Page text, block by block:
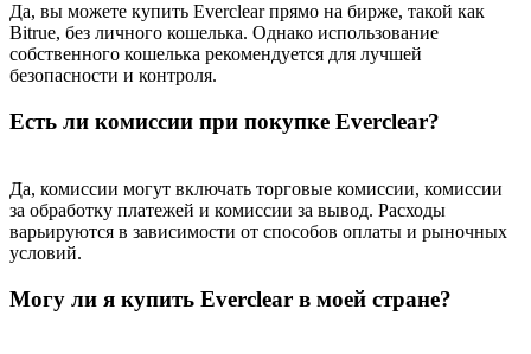
BTC Flexible Staking | Daily Rewards
Больше событий
Выигрывайте призы и эксклюзивные награды
Да, вы можете купить Everclear прямо на бирже, такой как
Bitrue, без личного кошелька. Однако использование
собственного кошелька рекомендуется для лучшей
безопасности и контроля.
Есть ли комиссии при покупке Everclear?
Да, комиссии могут включать торговые комиссии, комиссии
за обработку платежей и комиссии за вывод. Расходы
варьируются в зависимости от способов оплаты и рыночных
условий.
Могу ли я купить Everclear в моей стране?